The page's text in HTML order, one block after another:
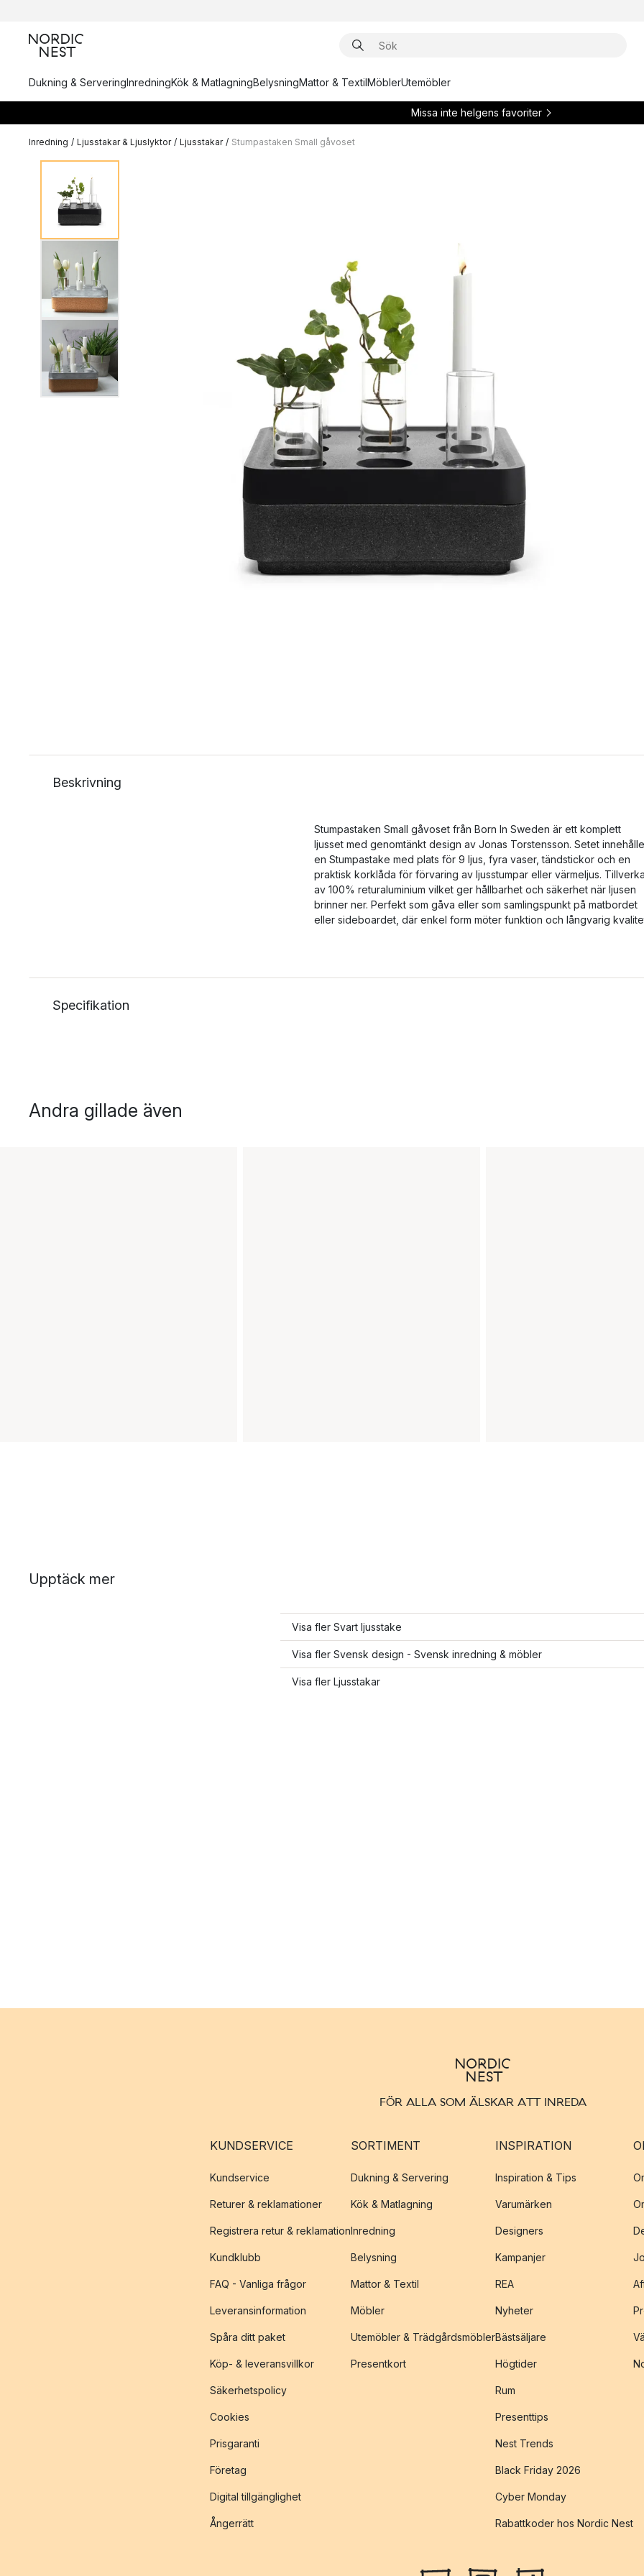
Dukning & ServeringInredningKök & MatlagningBelysningMattor & TextilMöblerUtemöbler
Missa inte helgens favoriter
Inredning / Ljusstakar & Ljuslyktor / Ljusstakar / Stumpastaken Small gåvoset
Beskrivning
Stumpastaken Small gåvoset från Born In Sweden är ett komplett
ljusset med genomtänkt design av Jonas Torstensson. Setet
en Stumpastake med plats för 9 ljus, fyra vaser, tändstickor och en
praktisk korklåda för förvaring av ljusstumpar eller värmeljus.
av 100% returaluminium vilket ger hållbarhet och säkerhet när ljusen
brinner ner. Perfekt som gåva eller som samlingspunkt på matbordet
eller sideboardet, där enkel form möter funktion och långvarig
Specifikation
Andra gillade även
Upptäck mer
Visa fler Svart ljusstake
Visa fler Svensk design - Svensk inredning & möbler
Visa fler Ljusstakar
FÖR ALLA SOM ÄLSKAR ATT INREDA
KUNDSERVICE
Kundservice
Returer & reklamationer
Registrera retur & reklamation
Kundklubb
FAQ - Vanliga frågor
Leveransinformation
Spåra ditt paket
Köp- & leveransvillkor
Säkerhetspolicy
Cookies
Prisgaranti
Företag
Digital tillgänglighet
Ångerrätt
SORTIMENT
Dukning & Servering
Kök & Matlagning
Inredning
Belysning
Mattor & Textil
Möbler
Utemöbler & Trädgårdsmöbler
Presentkort
INSPIRATION
Inspiration & Tips
Varumärken
Designers
Kampanjer
REA
Nyheter
Bästsäljare
Högtider
Rum
Presenttips
Nest Trends
Black Friday 2026
Cyber Monday
Rabattkoder hos Nordic Nest